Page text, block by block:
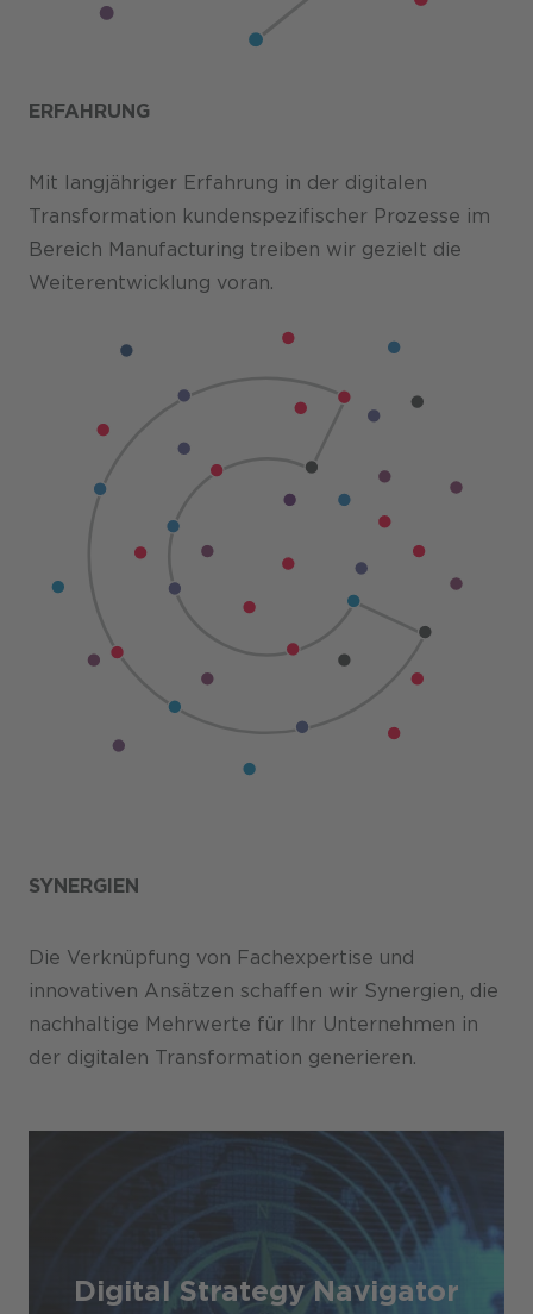
ERFAHRUNG
Mit langjähriger Erfahrung in der digitalen
Transformation kunden­spezifischer Prozesse im
Bereich Manufacturing treiben wir gezielt die
Weiterentwicklung voran.
SYNERGIEN
Die Verknüpfung von Fachexpertise und
innovativen Ansätzen schaffen wir Synergien, die
nachhaltige Mehrwerte für Ihr Unternehmen in
der digitalen Transformation generieren.
Digital Strategy Navigator